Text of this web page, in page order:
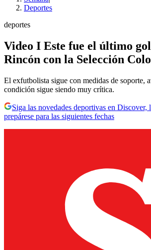
Deportes
deportes
Video I Este fue el último
Rincón con la Selección
El exfutbolista sigue con medidas de soporte,
condición sigue siendo muy crítica.
Siga las novedades deportivas en Discover,
prepárese para las siguientes fechas